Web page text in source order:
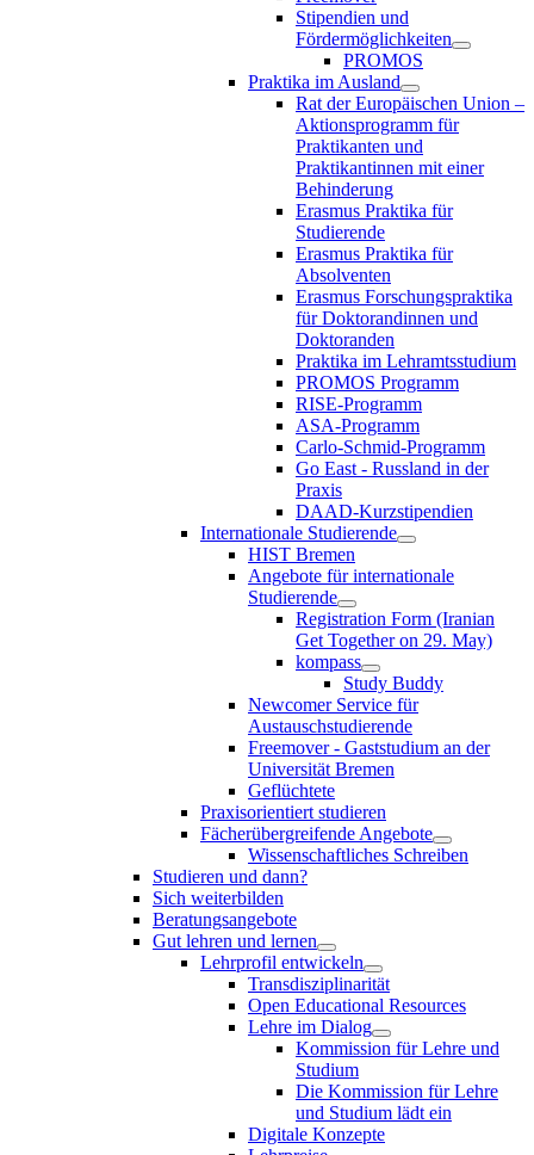
Stipendien und
Fördermöglichkeiten
PROMOS
Praktika im Ausland
Rat der Europäischen Union –
Aktionsprogramm für
Praktikanten und
Praktikantinnen mit einer
Behinderung
Erasmus Praktika für
Studierende
Erasmus Praktika für
Absolventen
Erasmus Forschungspraktika
für Doktorandinnen und
Doktoranden
Praktika im Lehramtsstudium
PROMOS Programm
RISE-Programm
ASA-Programm
Carlo-Schmid-Programm
Go East - Russland in der
Praxis
DAAD-Kurzstipendien
Internationale Studierende
HIST Bremen
Angebote für internationale
Studierende
Registration Form (Iranian
Get Together on 29. May)
kompass
Study Buddy
Newcomer Service für
Austauschstudierende
Freemover - Gaststudium an der
Universität Bremen
Geflüchtete
Praxisorientiert studieren
Fächerübergreifende Angebote
Wissenschaftliches Schreiben
Studieren und dann?
Sich weiterbilden
Beratungsangebote
Gut lehren und lernen
Lehrprofil entwickeln
Transdisziplinarität
Open Educational Resources
Lehre im Dialog
Kommission für Lehre und
Studium
Die Kommission für Lehre
und Studium lädt ein
Digitale Konzepte